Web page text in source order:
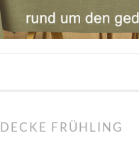
FRÜHLING